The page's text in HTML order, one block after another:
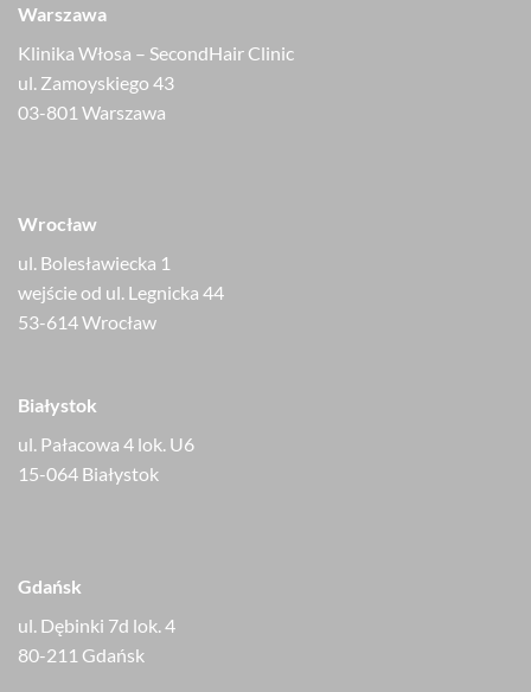
Warszawa
Klinika Włosa – SecondHair Clinic
ul. Zamoyskiego 43
03-801 Warszawa
Wrocław
ul. Bolesławiecka 1
wejście od ul. Legnicka 44
53-614 Wrocław
Białystok
ul. Pałacowa 4 lok. U6
15-064 Białystok
Gdańsk
ul. Dębinki 7d lok. 4
80-211 Gdańsk